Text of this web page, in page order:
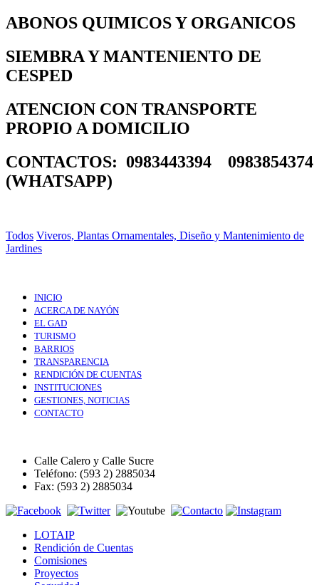
ABONOS QUIMICOS Y ORGANICOS
SIEMBRA Y MANTENIENTO DE
CESPED
ATENCION CON TRANSPORTE
PROPIO A DOMICILIO
CONTACTOS: 0983443394 0983854374
(WHATSAPP)
Todos Viveros, Plantas Ornamentales, Diseño y Mantenimiento de
Jardines
INICIO
ACERCA DE NAYÓN
EL GAD
TURISMO
BARRIOS
TRANSPARENCIA
RENDICIÓN DE CUENTAS
INSTITUCIONES
GESTIONES, NOTICIAS
CONTACTO
Calle Calero y Calle Sucre
Teléfono: (593 2) 2885034
Fax: (593 2) 2885034
LOTAIP
Rendición de Cuentas
Comisiones
Proyectos